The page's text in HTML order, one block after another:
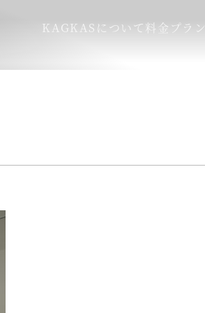
KAGKASについて料金プラン